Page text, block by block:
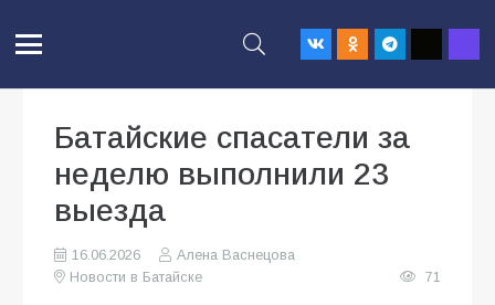
Батайские спасатели за
неделю выполнили 23
выезда
16.06.2026
Алена Васнецова
Новости в Батайске
71